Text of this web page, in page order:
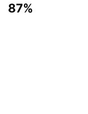
87%